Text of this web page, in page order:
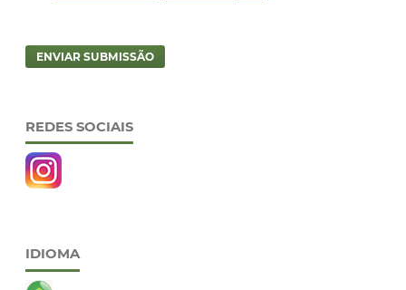
ENVIAR SUBMISSÃO
REDES SOCIAIS
IDIOMA